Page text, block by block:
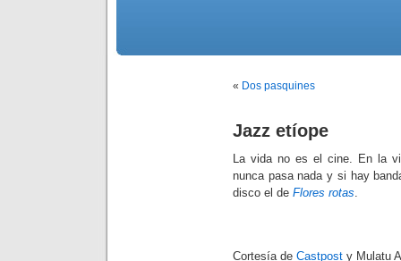
« Dos pasquines
Jazz etíope
La vida no es el cine. En la
nunca pasa nada y si hay
disco el de Flores rotas.
Cortesía de Castpost y Mulatu